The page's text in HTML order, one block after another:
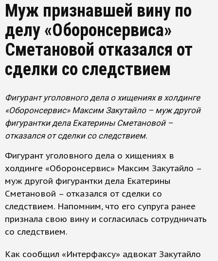
Муж признавшей вину по
делу «Оборонсервиса»
Сметановой отказался от
сделки со следствием
Фигурант уголовного дела о хищениях в холдинге
«Оборонсервис» Максим Закутайло – муж другой
фигурантки дела Екатерины Сметановой –
отказался от сделки со следствием.
Фигурант уголовного дела о хищениях в
холдинге «Оборонсервис» Максим Закутайло –
муж другой фигурантки дела Екатерины
Сметановой – отказался от сделки со
следствием. Напомним, что его супруга ранее
признала свою вину и согласилась сотрудничать
со следствием.
Как сообщил «Интерфаксу» адвокат Закутайло